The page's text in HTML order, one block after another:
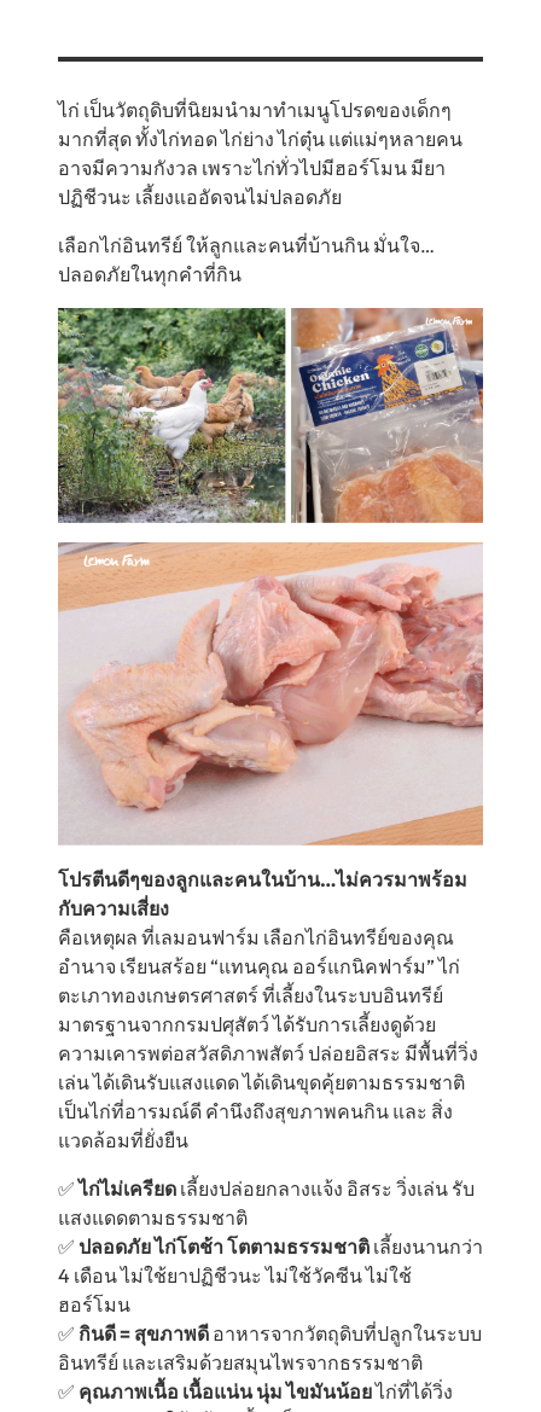
ไก่ เป็นวัตถุดิบที่นิยมนำมาทำเมนูโปรดของเด็กๆ
มากที่สุด ทั้งไก่ทอด ไก่ย่าง ไก่ตุ๋น แต่แม่ๆหลายคน
อาจมีความกังวล เพราะไก่ทั่วไปมีฮอร์โมน มียา
ปฏิชีวนะ เลี้ยงแออัดจนไม่ปลอดภัย
เลือกไก่อินทรีย์ ให้ลูกและคนที่บ้านกิน มั่นใจ…
ปลอดภัยในทุกคำที่กิน
โปรตีนดีๆของลูกและคนในบ้าน…ไม่ควรมาพร้อม
กับความเสี่ยง
คือเหตุผล ที่เลมอนฟาร์ม เลือกไก่อินทรีย์ของคุณ
อำนาจ เรียนสร้อย “แทนคุณ ออร์แกนิคฟาร์ม” ไก่
ตะเภาทองเกษตรศาสตร์ ที่เลี้ยงในระบบอินทรีย์
มาตรฐานจากกรมปศุสัตว์ ได้รับการเลี้ยงดูด้วย
ความเคารพต่อสวัสดิภาพสัตว์ ปล่อยอิสระ มีพื้นที่วิ่ง
เล่น ได้เดินรับแสงแดด ได้เดินขุดคุ้ยตามธรรมชาติ
เป็นไก่ที่อารมณ์ดี คำนึงถึงสุขภาพคนกิน และ สิ่ง
แวดล้อมที่ยั่งยืน
✅ไก่ไม่เครียด เลี้ยงปล่อยกลางแจ้ง อิสระ วิ่งเล่น รับ
แสงแดดตามธรรมชาติ
✅ ปลอดภัย ไก่โตช้า โตตามธรรมชาติ เลี้ยงนานกว่า
4 เดือน ไม่ใช้ยาปฏิชีวนะ ไม่ใช้วัคซีน ไม่ใช้
ฮอร์โมน
✅ กินดี = สุขภาพดี อาหารจากวัตถุดิบที่ปลูกในระบบ
อินทรีย์ และเสริมด้วยสมุนไพรจากธรรมชาติ
✅ คุณภาพเนื้อ เนื้อแน่น นุ่ม ไขมันน้อยไก่ที่ได้วิ่ง